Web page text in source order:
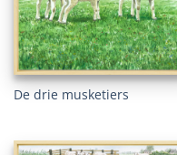
De drie musketiers